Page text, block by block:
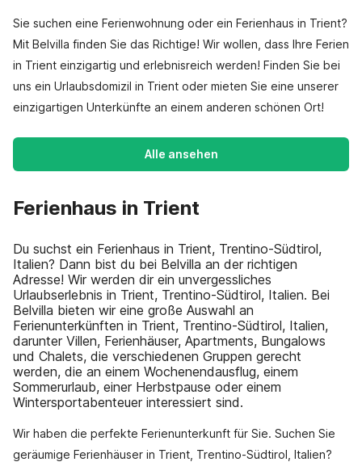
Sie suchen eine Ferienwohnung oder ein Ferienhaus in Trient?
Mit Belvilla finden Sie das Richtige! Wir wollen, dass Ihre Ferien
in Trient einzigartig und erlebnisreich werden! Finden Sie bei
uns ein Urlaubsdomizil in Trient oder mieten Sie eine unserer
einzigartigen Unterkünfte an einem anderen schönen Ort!
Alle ansehen
Ferienhaus in Trient
Du suchst ein Ferienhaus in Trient, Trentino-Südtirol,
Italien? Dann bist du bei Belvilla an der richtigen
Adresse! Wir werden dir ein unvergessliches
Urlaubserlebnis in Trient, Trentino-Südtirol, Italien. Bei
Belvilla bieten wir eine große Auswahl an
Ferienunterkünften in Trient, Trentino-Südtirol, Italien,
darunter Villen, Ferienhäuser, Apartments, Bungalows
und Chalets, die verschiedenen Gruppen gerecht
werden, die an einem Wochenendausflug, einem
Sommerurlaub, einer Herbstpause oder einem
Wintersportabenteuer interessiert sind.
Wir haben die perfekte Ferienunterkunft für Sie. Suchen Sie
geräumige Ferienhäuser in Trient, Trentino-Südtirol, Italien?